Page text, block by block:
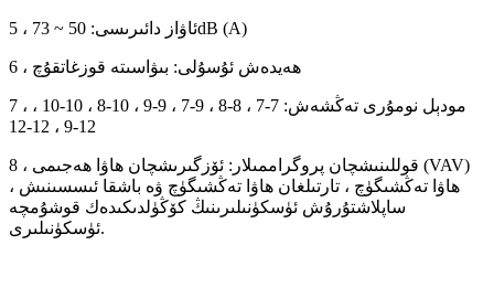
5 ، ئاۋاز دائىرىسى: 50 ~ 73dB (A)
6 ، ھەيدەش ئۇسۇلى: بىۋاسىتە قوزغاتقۇچ
7 ، مودېل نومۇرى تەڭشەش: 7-7 ، 8-8 ، 9-7 ، 9-9 ، 10-8 ، 10-10 ،
12-9 ، 12-12
8 ، قوللىنىشچان پروگراممىلار: ئۆزگىرىشچان ھاۋا ھەجىمى (VAV)
ھاۋا تەڭشىگۈچ ، تارتىلغان ھاۋا تەڭشىگۈچ ۋە باشقا ئىسسىنىش ،
ساپلاشتۇرۇش ئۈسكۈنىلىرىنىڭ كۆڭۈلدىكىدەك قوشۇمچە
ئۈسكۈنىلىرى.